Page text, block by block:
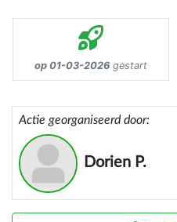
op 01-03-2026 gestart
Actie georganiseerd door:
Dorien P.